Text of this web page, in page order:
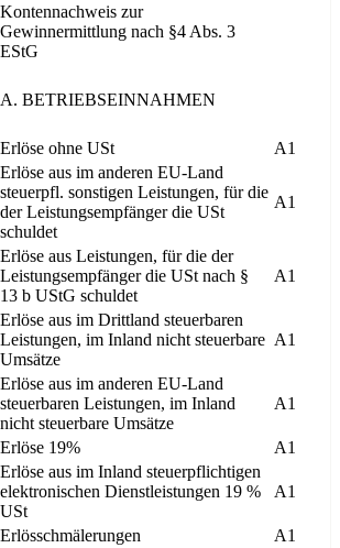
Kontennachweis zur
Gewinnermittlung nach §4 Abs. 3
EStG
A. BETRIEBSEINNAHMEN
Erlöse ohne USt A1
Erlöse aus im anderen EU-Land
steuerpfl. sonstigen Leistungen, für die
der Leistungsempfänger die USt
schuldet
A1
Erlöse aus Leistungen, für die der
Leistungsempfänger die USt nach §
13 b UStG schuldet
A1
Erlöse aus im Drittland steuerbaren
Leistungen, im Inland nicht steuerbare
Umsätze
A1
Erlöse aus im anderen EU-Land
steuerbaren Leistungen, im Inland
nicht steuerbare Umsätze
A1
Erlöse 19% A1
Erlöse aus im Inland steuerpflichtigen
elektronischen Dienstleistungen 19 %
USt
A1
Erlösschmälerungen A1